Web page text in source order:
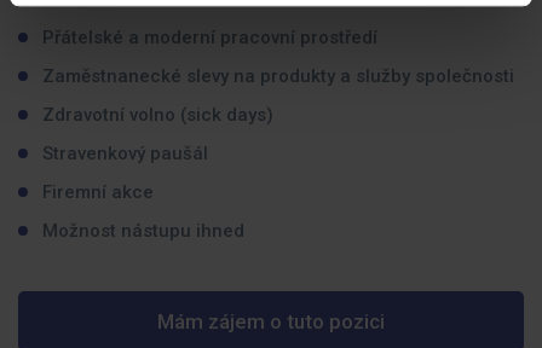
Přátelské a moderní pracovní prostředí
Zaměstnanecké slevy na produkty a služby společnosti
Zdravotní volno (sick days)
Stravenkový paušál
Firemní akce
Možnost nástupu ihned
Mám zájem o tuto pozici